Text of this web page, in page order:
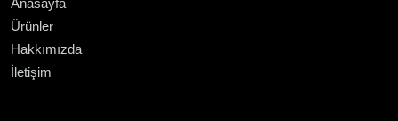
Anasayfa
Ürünler
Hakkımızda
İletişim